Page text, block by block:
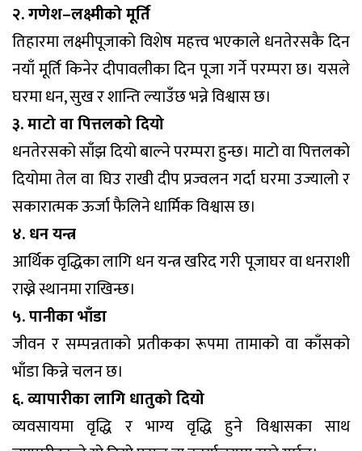
२. गणेश–लक्ष्मीको मूर्ति
तिहारमा लक्ष्मीपूजाको विशेष महत्त्व भएकाले धनतेरसकै दिन
नयाँ मूर्ति किनेर दीपावलीका दिन पूजा गर्ने परम्परा छ। यसले
घरमा धन, सुख र शान्ति ल्याउँछ भन्ने विश्वास छ।
३. माटो वा पित्तलको दियो
धनतेरसको साँझ दियो बाल्ने परम्परा हुन्छ। माटो वा पित्तलको
दियोमा तेल वा घिउ राखी दीप प्रज्वलन गर्दा घरमा उज्यालो र
सकारात्मक ऊर्जा फैलिने धार्मिक विश्वास छ।
४. धन यन्त्र
आर्थिक वृद्धिका लागि धन यन्त्र खरिद गरी पूजाघर वा धनराशी
राख्ने स्थानमा राखिन्छ।
५. पानीका भाँडा
जीवन र सम्पन्नताको प्रतीकका रूपमा तामाको वा काँसको
भाँडा किन्ने चलन छ।
६. व्यापारीका लागि धातुको दियो
व्यवसायमा वृद्धि र भाग्य वृद्धि हुने विश्वासका साथ